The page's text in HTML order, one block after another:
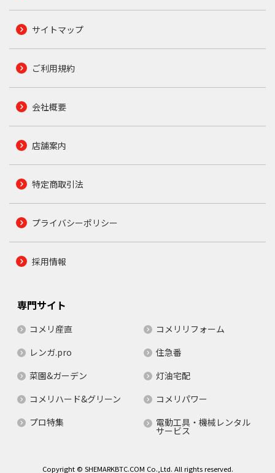
サイトマップ
ご利用規約
会社概要
店舗案内
特定商取引法
プライバシーポリシー
採用情報
専門サイト
コメリ産直
コメリリフォーム
レンガ.pro
住急番
菜園&ガーデン
灯油宅配
コメリハード&グリーン
コメリパワー
プロ特集
電動工具・機械レンタル
サービス
Copyright © SHEMARKBTC.COM Co.,Ltd. All rights reserved.